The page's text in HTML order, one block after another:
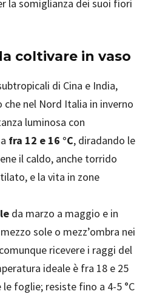
la somiglianza dei suoi fiori
coltivare in vaso
di Cina e India,
che nel Nord Italia in inverno
luminosa con
fra 12 e 16 °C, diradando le
il caldo, anche torrido
e la vita in zone
da marzo a maggio e in
sole o mezz’ombra nei
ricevere i raggi del
ideale è fra 18 e 25
le foglie; resiste fino a 4-5 °C